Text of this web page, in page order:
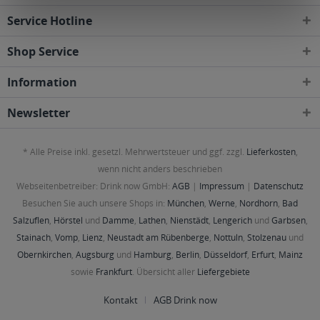
Service Hotline
Shop Service
Information
Newsletter
* Alle Preise inkl. gesetzl. Mehrwertsteuer und ggf. zzgl. Lieferkosten,
wenn nicht anders beschrieben
Webseitenbetreiber: Drink now GmbH: AGB | Impressum | Datenschutz
Besuchen Sie auch unsere Shops in: München, Werne, Nordhorn, Bad
Salzuflen, Hörstel und Damme, Lathen, Nienstädt, Lengerichund Garbsen,
Stainach, Vomp, Lienz, Neustadt am Rübenberge, Nottuln, Stolzenau und
Obernkirchen, Augsburg und Hamburg, Berlin, Düsseldorf, Erfurt, Mainz
sowie Frankfurt. Übersicht aller Liefergebiete
Kontakt AGB Drink now